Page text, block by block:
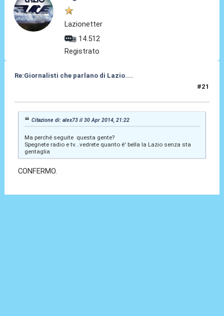
Lazionetter
14.512
Registrato
Re:Giornalisti che parlano di Lazio....
#21
Citazione di: alex73 il 30 Apr 2014, 21:22
Ma perché seguite questa gente?
Spegnete radio e tv...vedrete quanto è' bella la Lazio senza sta
gentaglia
CONFERMO.